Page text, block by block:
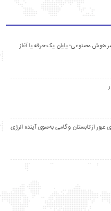
هوش مصنوعی؛ پایان یک حرفه یا آغاز
از تابستان و گامی به‌سوی آینده انرژی